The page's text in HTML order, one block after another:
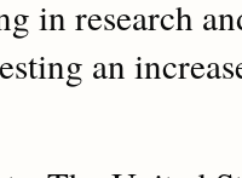
in research
an